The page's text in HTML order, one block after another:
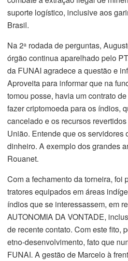
suporte logístico, inclusive aos
Brasil.
Na 2a rodada de perguntas,
órgão continua aparelhado pelo
da FUNAI agradece a questão e
Aproveita para informar que na
tomou posse, havia um contrato
fazer criptomoeda para os índios,
cancelado e os recursos
União. Entende que os servidores
dinheiro. A exemplo dos grandes
Rouanet.
Com a fechamento da torneira, foi
tratores equipados em áreas
índios que se interessassem, em
AUTONOMIA DA VONTADE,
de recente contato. Com este fito,
etno-desenvolvimento, fato que
FUNAI. A gestão de Marcelo à